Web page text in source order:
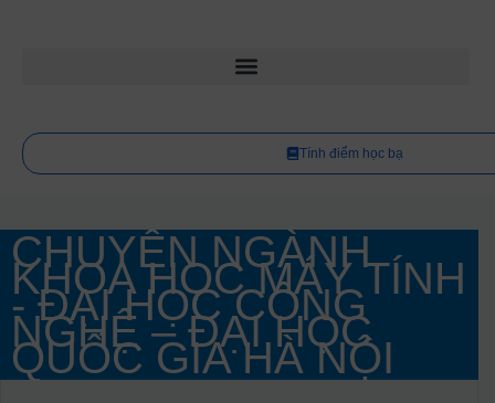
Tính điểm học bạ
CHUYÊN NGÀNH
KHOA HỌC MÁY TÍNH
- ĐẠI HỌC CÔNG
NGHỆ – ĐẠI HỌC
QUỐC GIA HÀ NỘI